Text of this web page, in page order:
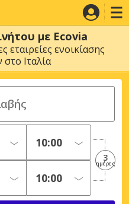
με Ecovia
εταιρείες ενοικίασης
Ιταλία
3
ημέρες